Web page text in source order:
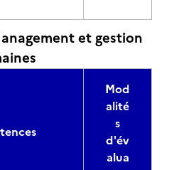
et gestion
Mod
alité
s
d'év
alua